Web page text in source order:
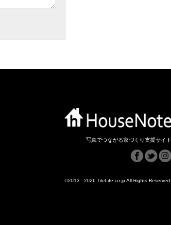
写真でつながる家づくり支援サイト
©2013 - 2026 TileLife.co.jp All Rights Reserved.